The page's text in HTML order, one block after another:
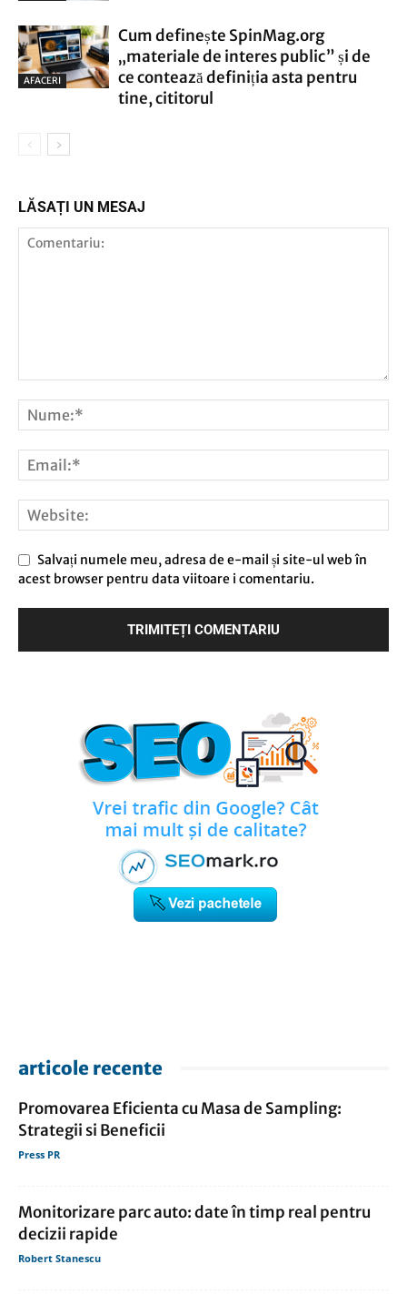
AFACERI
Cum definește SpinMag.org
„materiale de interes public” și de
ce contează definiția asta pentru
tine, cititorul
LĂSAȚI UN MESAJ
Salvați numele meu, adresa de e-mail și site-ul web în
acest browser pentru data viitoare i comentariu.
articole recente
Promovarea Eficienta cu Masa de Sampling:
Strategii si Beneficii
Press PR
Monitorizare parc auto: date în timp real pentru
decizii rapide
Robert Stanescu